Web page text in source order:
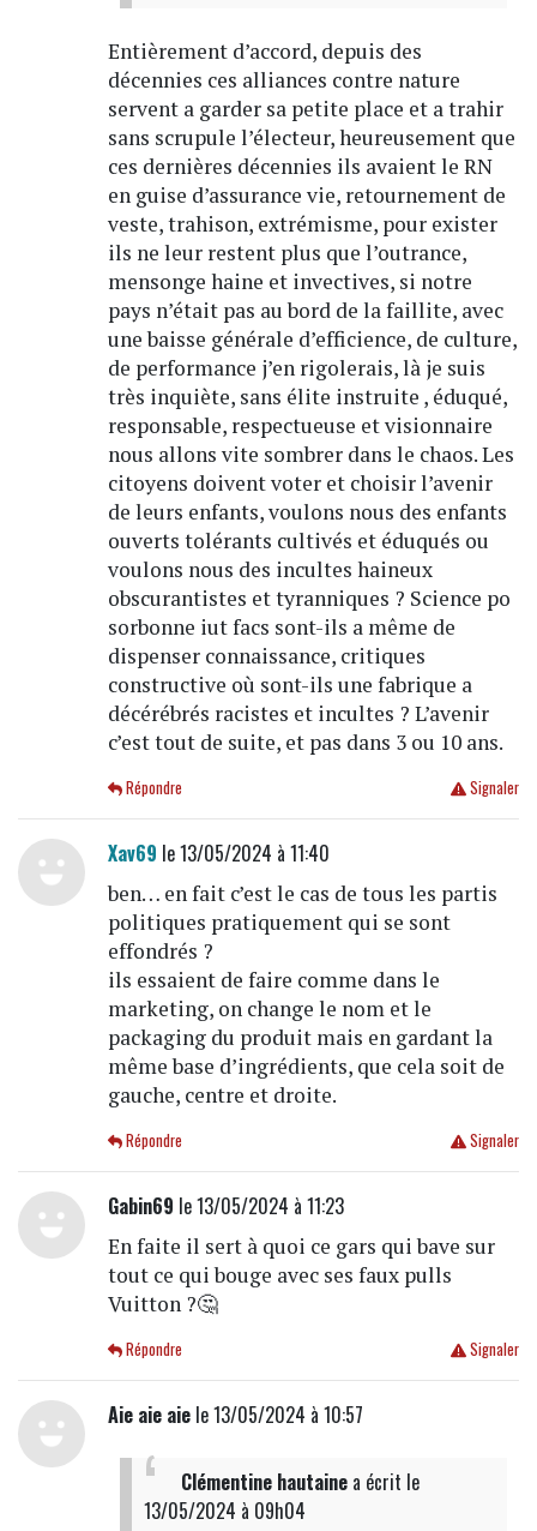
Entièrement d’accord, depuis des
décennies ces alliances contre nature
servent a garder sa petite place et a trahir
sans scrupule l’électeur, heureusement que
ces dernières décennies ils avaient le RN
en guise d’assurance vie, retournement de
veste, trahison, extrémisme, pour exister
ils ne leur restent plus que l’outrance,
mensonge haine et invectives, si notre
pays n’était pas au bord de la faillite, avec
une baisse générale d’efficience, de culture,
de performance j’en rigolerais, là je suis
très inquiète, sans élite instruite , éduqué,
responsable, respectueuse et visionnaire
nous allons vite sombrer dans le chaos. Les
citoyens doivent voter et choisir l’avenir
de leurs enfants, voulons nous des enfants
ouverts tolérants cultivés et éduqués ou
voulons nous des incultes haineux
obscurantistes et tyranniques ? Science po
sorbonne iut facs sont-ils a même de
dispenser connaissance, critiques
constructive où sont-ils une fabrique a
décérébrés racistes et incultes ? L’avenir
c’est tout de suite, et pas dans 3 ou 10 ans.
Signaler
Répondre
Xav69 le 13/05/2024 à 11:40
ben… en fait c’est le cas de tous les partis
politiques pratiquement qui se sont
effondrés ?
ils essaient de faire comme dans le
marketing, on change le nom et le
packaging du produit mais en gardant la
même base d’ingrédients, que cela soit de
gauche, centre et droite.
Signaler
Répondre
Gabin69 le 13/05/2024 à 11:23
En faite il sert à quoi ce gars qui bave sur
tout ce qui bouge avec ses faux pulls
Vuitton ?🤔
Signaler
Répondre
Aie aie aiele 13/05/2024 à 10:57
Clémentine hautainea écrit le
13/05/2024 à 09h04